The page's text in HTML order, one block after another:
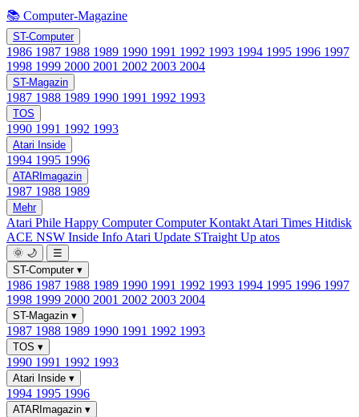
📚 Computer-Magazine
ST-Computer
1986 1987 1988 1989 1990 1991 1992 1993 1994 1995 1996 1997
1998 1999 2000 2001 2002 2003 2004
ST-Magazin
1987 1988 1989 1990 1991 1992 1993
TOS
1990 1991 1992 1993
Atari Inside
1994 1995 1996
ATARImagazin
1987 1988 1989
Mehr
Atari Phile Happy ComputerComputer Kontakt Atari Times Hitdisk
ACE NSW Inside Info Atari Update STraight Up atos
🌞 🌙
☰
ST-Computer ▾
1986 1987 1988 1989 1990 1991 1992 1993 1994 1995 1996 1997
1998 1999 2000 2001 2002 2003 2004
ST-Magazin ▾
1987 1988 1989 1990 1991 1992 1993
TOS ▾
1990 1991 1992 1993
Atari Inside ▾
1994 1995 1996
ATARImagazin ▾